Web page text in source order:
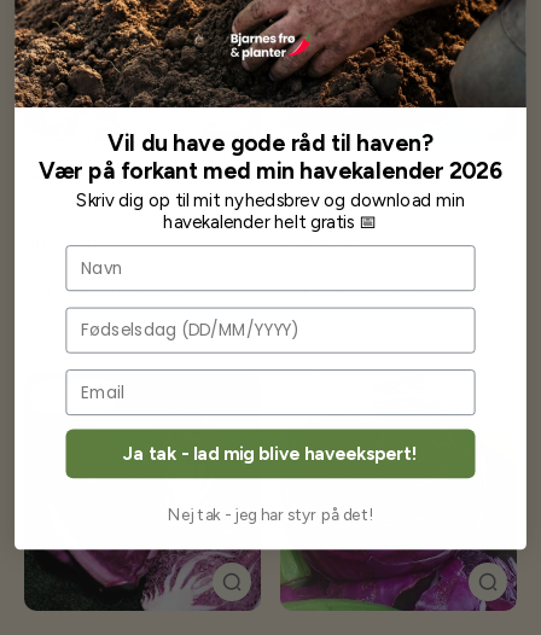
Hvidkål - Copenhagen
market
18,00 kr
Få besked når på lager
Savoy Kål - Vertus
20,00 kr
Få besked når på lager
Udsolgt
Vil du have gode råd til haven?
Vær på forkant med min havekalender 2026
Skriv dig op til mit nyhedsbrev og download min
havekalender helt gratis 📅
Navn
Fødselsdag
Ja tak - lad mig blive haveekspert!
Nej tak - jeg har styr på det!